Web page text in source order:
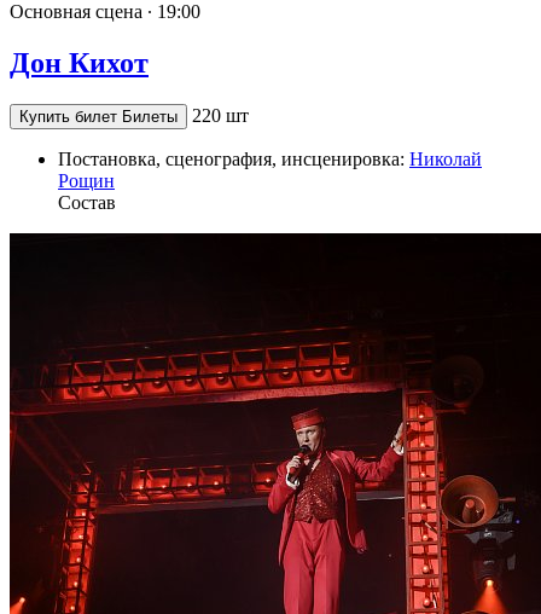
Основная сцена ∙ 19:00
Дон Кихот
Купить билет Билеты 220 шт
Постановка, сценография, инсценировка: Николай
Рощин
Состав